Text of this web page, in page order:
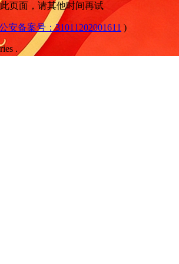
页面，请其他时间再试
安备案号：31011202001611 )
.